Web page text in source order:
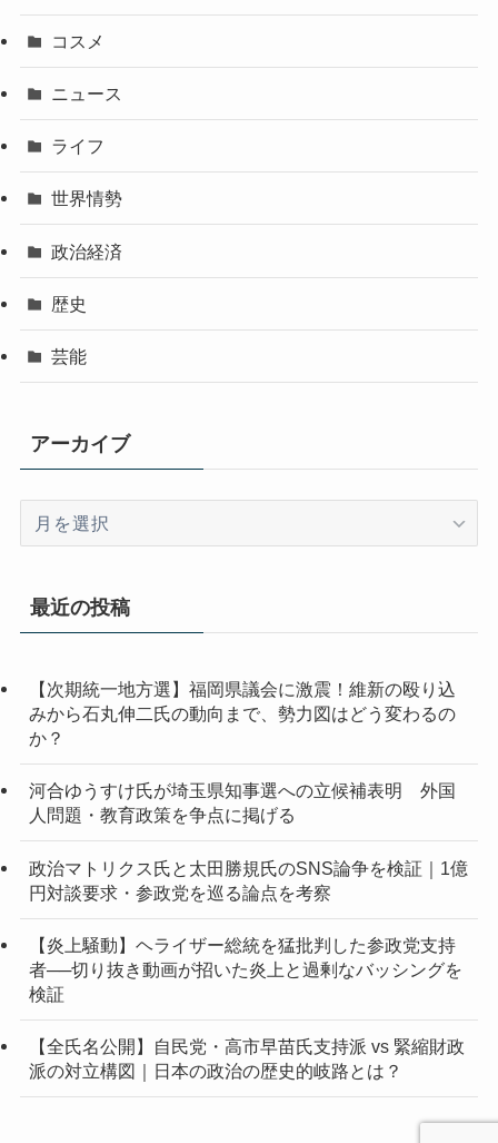
コスメ
ニュース
ライフ
世界情勢
政治経済
歴史
芸能
アーカイブ
イ
最近の投稿
【次期統一地方選】福岡県議会に激震！維新の殴り込
みから石丸伸二氏の動向まで、勢力図はどう変わるの
か？
河合ゆうすけ氏が埼玉県知事選への立候補表明 外国
人問題・教育政策を争点に掲げる
政治マトリクス氏と太田勝規氏のSNS論争を検証｜1億
円対談要求・参政党を巡る論点を考察
【炎上騒動】ヘライザー総統を猛批判した参政党支持
者──切り抜き動画が招いた炎上と過剰なバッシングを
検証
【全氏名公開】自民党・高市早苗氏支持派 vs 緊縮財政
派の対立構図｜日本の政治の歴史的岐路とは？